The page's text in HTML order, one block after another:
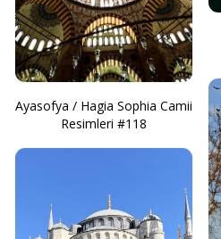
Ayasofya / Hagia Sophia Camii
Resimleri #118